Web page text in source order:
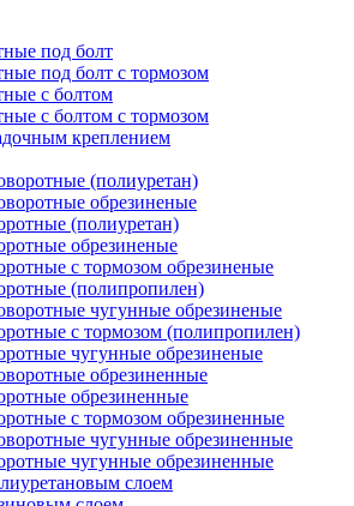
под болт
под болт с тормозом
с болтом
с болтом с тормозом
креплением
(полиуретан)
обрезиненые
(полиуретан)
обрезиненые
с тормозом обрезиненые
(полипропилен)
чугунные обрезиненые
с тормозом (полипропилен)
чугунные обрезиненые
обрезиненные
обрезиненные
с тормозом обрезиненные
чугунные обрезиненные
чугунные обрезиненные
слоем